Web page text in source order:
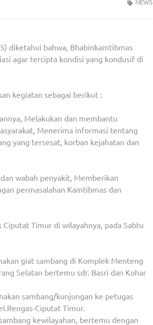
diketahui bahwa, Bhabinkamtibmas
agar tercipta kondisi yang kondusif di
kegiatan sebagai berikut :
Melakukan dan membantu
Menerima informasi tentang
yang tersesat, korban kejahatan dan
wabah penyakit, Memberikan
permasalahan Kamtibmas dan
Timur di wilayahnya, pada Sabtu
giat sambang di Komplek Menteng
Selatan bertemu sdr. Basri dan Kohar
sambang/kunjungan ke petugas
Ciputat Timur.
kewilayahan, bertemu dengan